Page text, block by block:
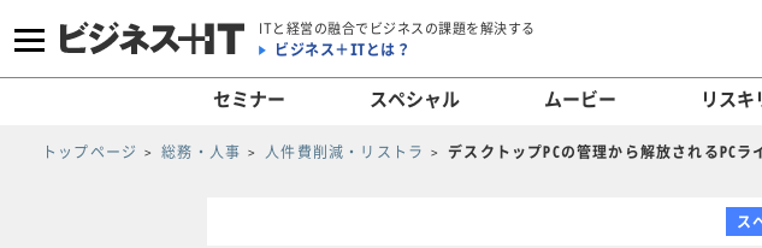
ITと経営の融合でビジネスの課題を解決する
ビジネス＋ITとは？
セミナー スペシャル ムービー リスキ
トップページ 総務・人事 人件費削減・リストラ デスクトップPCの管理から解放されるPC
ス